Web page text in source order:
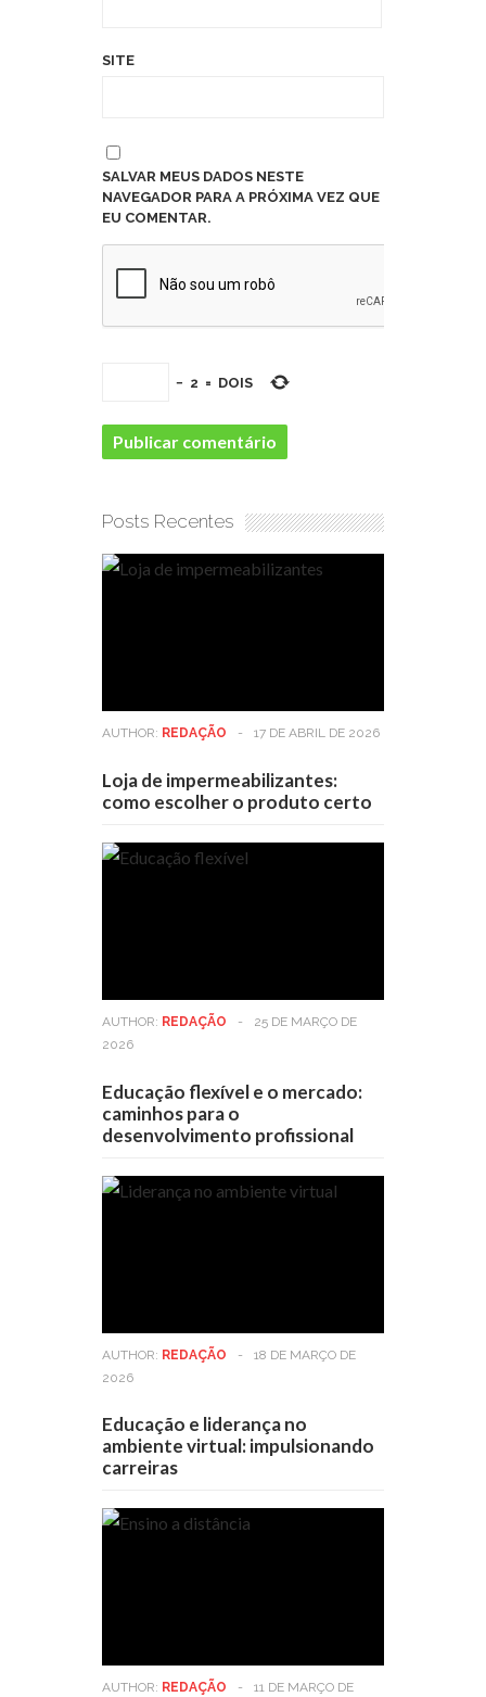
SITE
SALVAR MEUS DADOS NESTE
NAVEGADOR PARA A PRÓXIMA VEZ QUE
EU COMENTAR.
− 2 = DOIS
Posts Recentes
AUTHOR: REDAÇÃO - 17 DE ABRIL DE 2026
Loja de impermeabilizantes:
como escolher o produto certo
AUTHOR: REDAÇÃO -
25 DE MARÇO DE
2026
Educação flexível e o mercado:
caminhos para o
desenvolvimento profissional
AUTHOR: REDAÇÃO -
18 DE MARÇO DE
2026
Educação e liderança no
ambiente virtual: impulsionando
carreiras
AUTHOR: REDAÇÃO -
11 DE MARÇO DE